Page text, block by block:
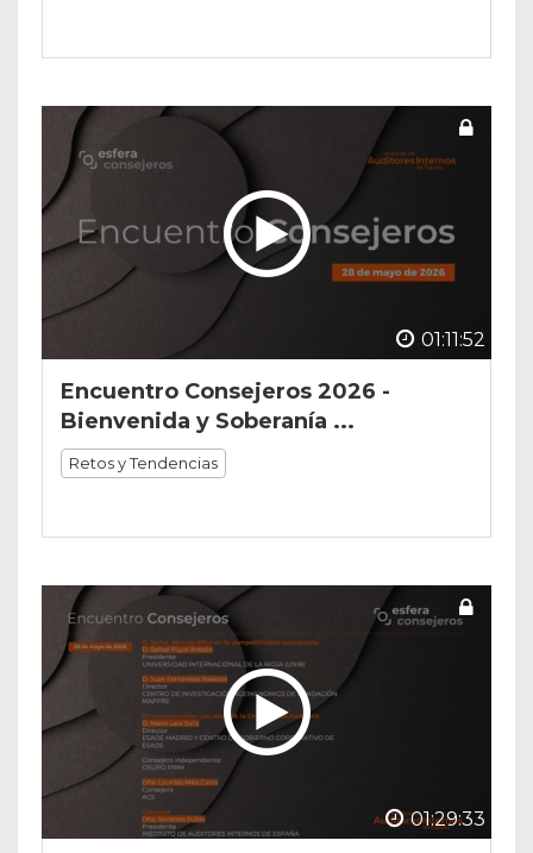
01:11:52
Encuentro Consejeros 2026 -
Bienvenida y Soberanía ...
Retos y Tendencias
01:29:33